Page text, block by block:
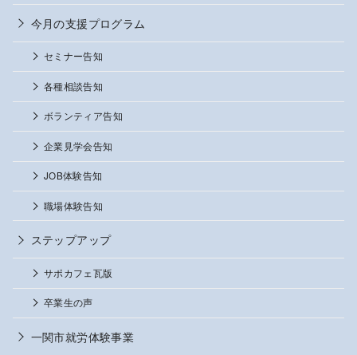
今月の支援プログラム
セミナー告知
各種相談告知
ボランティア告知
企業見学会告知
JOB体験告知
職場体験告知
ステップアップ
サポカフェ瓦版
卒業生の声
一関市就労体験事業